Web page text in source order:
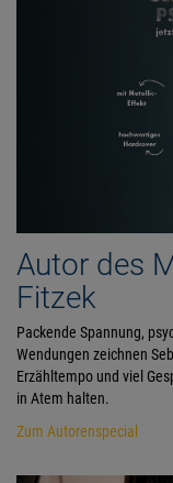
Autor des
Fitzek
Packende Spannung,
Wendungen zeichnen
Erzähltempo und viel
in Atem halten.
Zum Autorenspecial